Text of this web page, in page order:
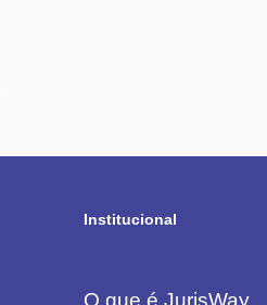
Institucional
O que é JurisWay